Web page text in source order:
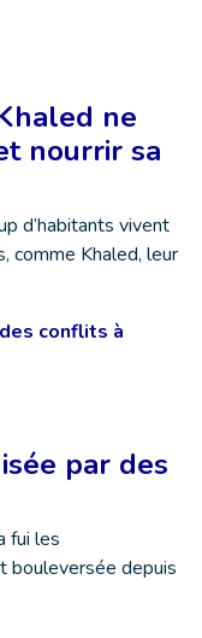
ne
nourrir sa
d’habitants vivent
comme Khaled, leur
par des
fui les
bouleversée depuis